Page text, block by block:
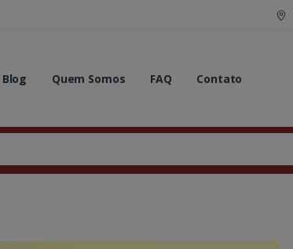
Blog Quem Somos FAQ Contato